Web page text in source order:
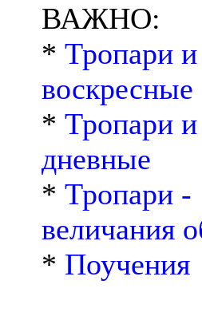
ВАЖНО:
* Тропари
воскресные
* Тропари
дневные
* Тропари -
величания
* Поучения